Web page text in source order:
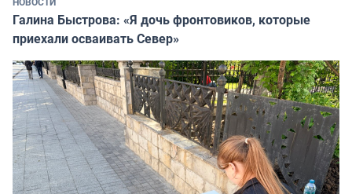
Галина Быстрова: «Я дочь фронтовиков, которые
приехали осваивать Север»